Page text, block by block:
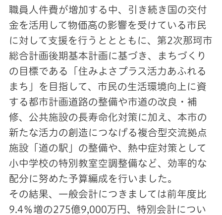
職員人件費が増加する中、引き続き国の交付
金を活用して物価高の影響を受けている市民
に対して支援を行うととともに、第2次那珂市
総合計画後期基本計画に基づき、まちづくり
の目標である「住みよさプラス活力あふれる
まち」を目指して、市民の生活環境向上に資
する都市計画道路の整備や市道の改良・補
修、公共施設の長寿命化対策に加え、本市の
新たな活力の創造につなげる複合型交流拠点
施設「道の駅」の整備や、熱中症対策として
小中学校の特別教室空調整備など、効率的な
配分に努めた予算編成を行いました。
その結果、一般会計につきましては前年度比
9.4％増の275億9,000万円、特別会計につい